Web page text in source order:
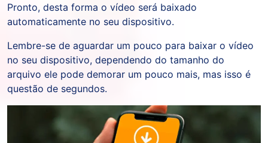
Pronto, desta forma o vídeo será baixado
automaticamente no seu dispositivo.
Lembre-se de aguardar um pouco para baixar o vídeo
no seu dispositivo, dependendo do tamanho do
arquivo ele pode demorar um pouco mais, mas isso é
questão de segundos.